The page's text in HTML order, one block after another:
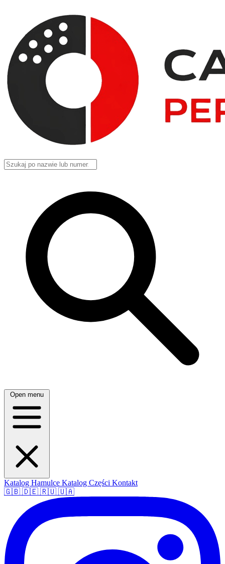
Open menu
Katalog Hamulce Katalog Części Kontakt
🇬🇧 🇩🇪 🇷🇺 🇺🇦